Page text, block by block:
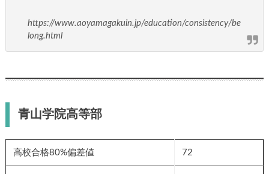
https://www.aoyamagakuin.jp/education/consistency/be
long.html
青山学院高等部
高校合格80%偏差値 72